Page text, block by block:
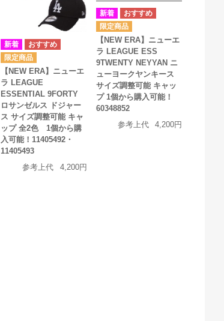
【NEW ERA】ニューエ
ラ LEAGUE
ESSENTIAL 9FORTY
ロサンゼルス ドジャー
ス サイズ調整可能 キャ
ップ 全2色 1個から購
入可能！11405492・
11405493
参考上代
4,200円
【NEW ERA】ニューエ
ラ LEAGUE ESS
9TWENTY NEYYAN ニ
ューヨークヤンキース
サイズ調整可能 キャッ
プ 1個から購入可能！
60348852
参考上代
4,200円